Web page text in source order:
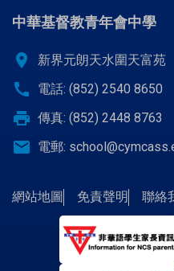
中華基督教青年會中學
location_on 新界元朗天水圍天富苑
call 電話: (852) 2540 8650
print 傳真: (852) 2448 8763
email 電郵:
網站地圖 免責聲明 聯絡